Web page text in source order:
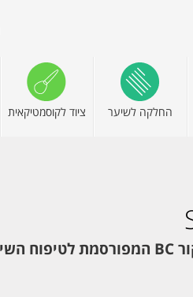
החלקה לשיער ציוד לקוסמטיקאית